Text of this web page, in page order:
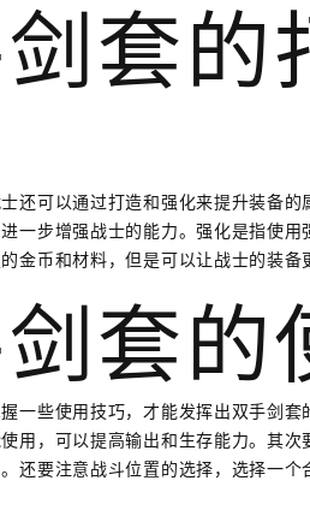
套的
还可以通过打造和强化来提升装备
一步增强战士的能力。强化是指使
金币和材料，但是可以让战士的装备
套的
一些使用技巧，才能发挥出双手剑
用，可以提高输出和生存能力。其
还要注意战斗位置的选择，选择一